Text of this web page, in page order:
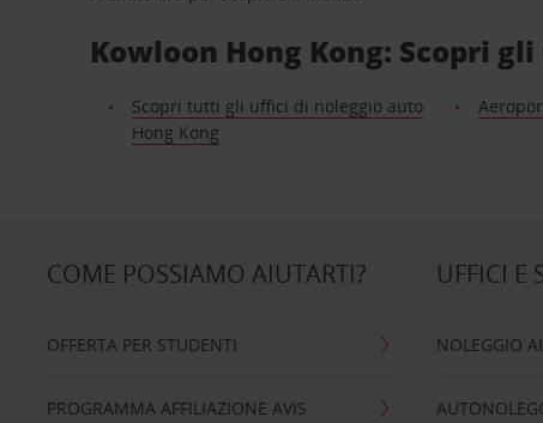
Kowloon Hong Kong: Scopri
Scopri tutti gli uffici di noleggio auto
Hong Kong
COME POSSIAMO AIUTARTI?
OFFERTA PER STUDENTI
PROGRAMMA AFFILIAZIONE AVIS
UFFICI E
NOLEGGIO